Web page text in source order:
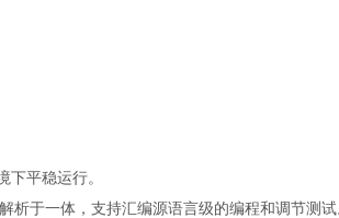
平稳运行。
于一体，支持汇编源语言级的编程和调节测试